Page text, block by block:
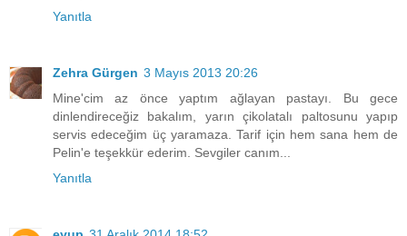
Yanıtla
Zehra Gürgen 3 Mayıs 2013 20:26
Mine'cim az önce yaptım ağlayan pastayı. Bu gece
dinlendireceğiz bakalım, yarın çikolatalı paltosunu yapıp
servis edeceğim üç yaramaza. Tarif için hem sana hem de
Pelin'e teşekkür ederim. Sevgiler canım...
Yanıtla